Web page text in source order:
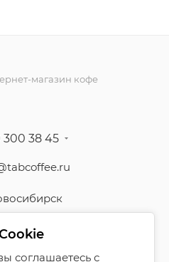
магазин кофе
300 38 45
соглашаетесь с